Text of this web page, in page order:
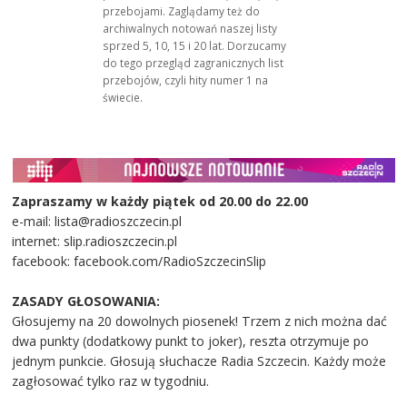
przebojami. Zaglądamy też do
archiwalnych notowań naszej listy
sprzed 5, 10, 15 i 20 lat. Dorzucamy
do tego przegląd zagranicznych list
przebojów, czyli hity numer 1 na
świecie.
Zapraszamy w każdy piątek od 20.00 do 22.00
e-mail: lista@radioszczecin.pl
internet: slip.radioszczecin.pl
facebook: facebook.com/RadioSzczecinSlip
ZASADY GŁOSOWANIA:
Głosujemy na 20 dowolnych piosenek! Trzem z nich można dać
dwa punkty (dodatkowy punkt to joker), reszta otrzymuje po
jednym punkcie. Głosują słuchacze Radia Szczecin. Każdy może
zagłosować tylko raz w tygodniu.